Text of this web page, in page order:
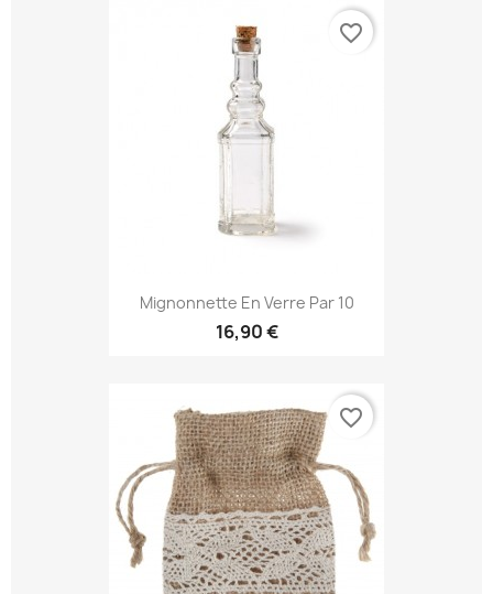
Mignonnette En Verre Par 10
16,90 €
favorite_border
favorite_border